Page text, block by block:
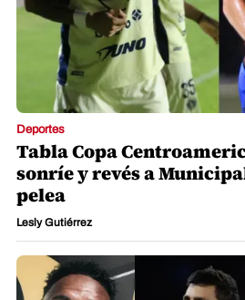
Deportes
Tabla Copa
sonríe y revés a
pelea
Lesly Gutiérrez